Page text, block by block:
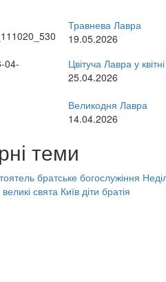
Травнева Лавра
19.05.2026
Цвітуча Лавра у квітні
25.04.2026
Великодня Лавра
14.04.2026
теми
братське богослужіння
великі свята Київ діти братія